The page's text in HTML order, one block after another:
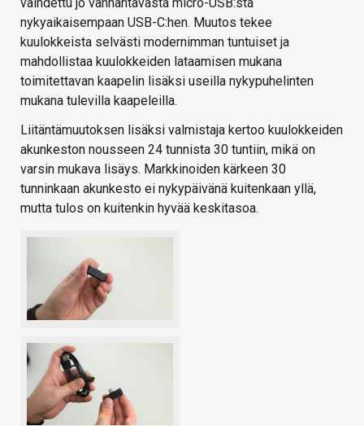
vaihdettu jo vanhahtavasta micro-USB:stä
nykyaikaisempaan USB-C:hen. Muutos tekee
kuulokkeista selvästi modernimman tuntuiset ja
mahdollistaa kuulokkeiden lataamisen mukana
toimitettavan kaapelin lisäksi useilla nykypuhelinten
mukana tulevilla kaapeleilla.
Liitäntämuutoksen lisäksi valmistaja kertoo kuulokkeiden
akunkeston nousseen 24 tunnista 30 tuntiin, mikä on
varsin mukava lisäys. Markkinoiden kärkeen 30
tunninkaan akunkesto ei nykypäivänä kuitenkaan yllä,
mutta tulos on kuitenkin hyvää keskitasoa.